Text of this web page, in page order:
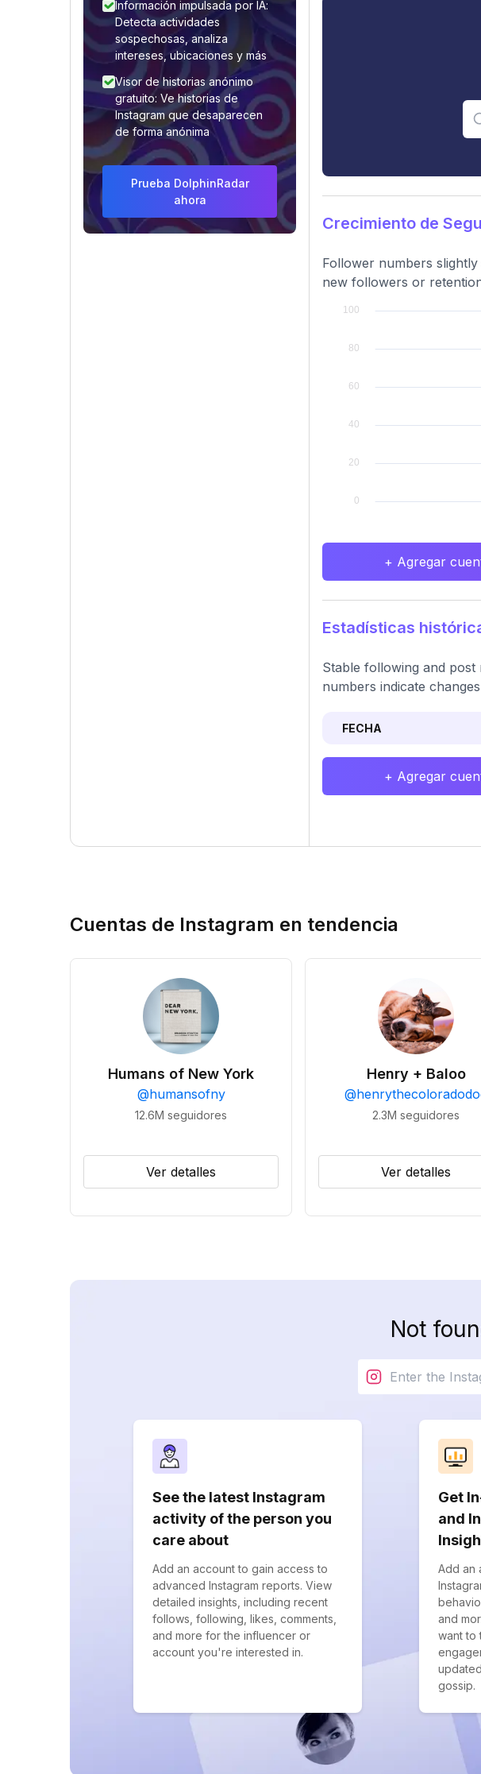
Información impulsada por IA:
Detecta actividades
sospechosas, analiza
intereses, ubicaciones y más
Visor de historias anónimo
gratuito: Ve historias de
Instagram que desaparecen
de forma anónima
Prueba DolphinRadar
ahora
Crecimiento de
Follower numbers
new followers or
+ Agregar
Estadísticas
Stable following and
numbers indicate
FECHA
+ Agregar
Cuentas de Instagram en tendencia
Humans of New York
@humansofny
12.6M seguidores
Ver detalles
Henry + Baloo
@
2.3M seguidores
Ver detalles
Not
See the latest Instagram
activity of the person you
care about
Add an account to gain access to
advanced Instagram reports. View
detailed insights, including recent
follows, following, likes, comments,
and more for the influencer or
account you're interested in.
Get
and
Add an
and
want to
gossip.